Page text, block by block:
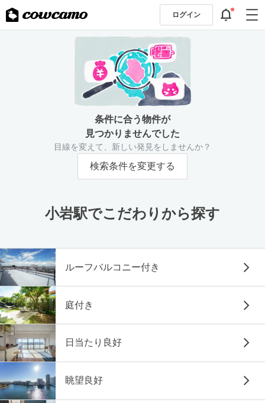
ログイン
条件に合う物件が
見つかりませんでした
目線を変えて、新しい発見をしませんか？
検索条件を変更する
小岩駅でこだわりから探す
ルーフバルコニー付き
庭付き
日当たり良好
眺望良好